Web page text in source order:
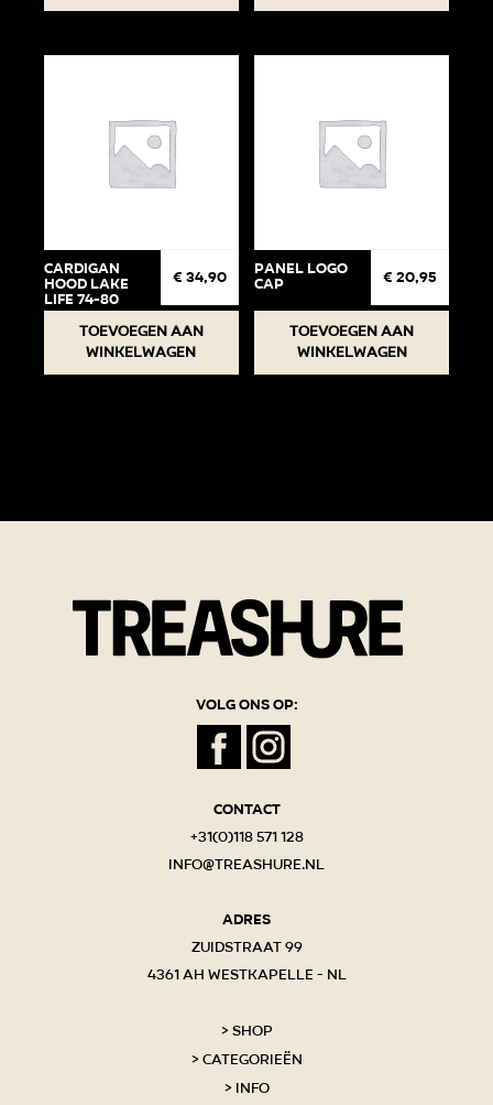
Cardigan
Hood Lake
life 74-80
€ 34,90
Toevoegen aan
winkelwagen
Panel Logo
cap € 20,95
Toevoegen aan
winkelwagen
Volg ons op:
Contact
+31(0)118 571 128
info@treashure.nl
Adres
Zuidstraat 99
4361 AH Westkapelle - NL
Shop
Categorieën
Info